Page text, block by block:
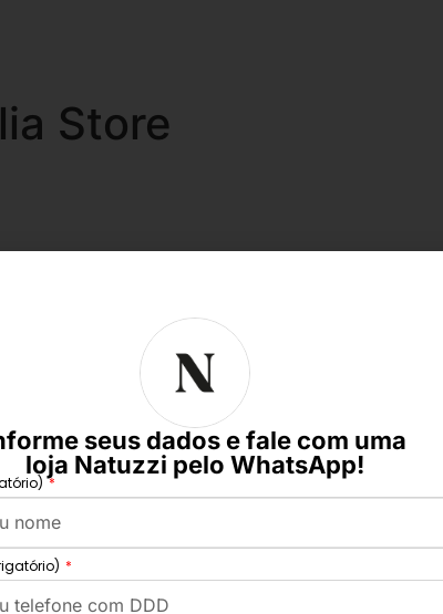
Store
seus dados e fale com uma
loja Natuzzi pelo WhatsApp!